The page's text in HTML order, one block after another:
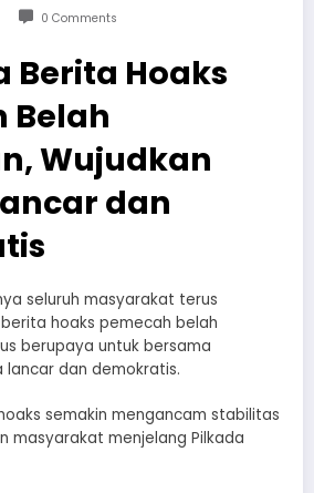
0 Comments
Berita Hoaks
Belah
Wujudkan
dan
seluruh masyarakat terus
hoaks pemecah belah
berupaya untuk bersama
lancar dan demokratis.
semakin mengancam stabilitas
masyarakat menjelang Pilkada